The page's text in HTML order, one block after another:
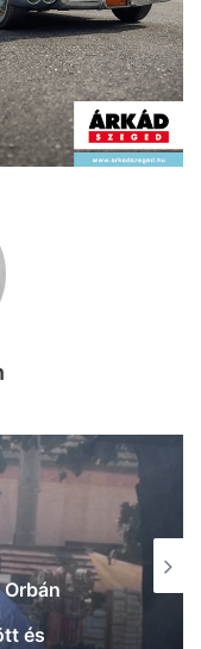
cég nyert
is